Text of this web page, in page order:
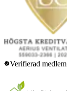
Verifierad medlem